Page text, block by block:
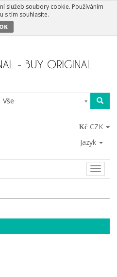
služeb soubory cookie. Používáním
s tím souhlasíte.
OK
Vše
CZK
Jazyk
Toggle